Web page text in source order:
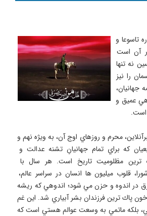
تاسوعا و
آن است
نه تنها
را نيز
جهانيان،
عميق و
محرم و روزهاي اوج آن، به ويژه نهم و
كه براي تمام جهانيانِ تشنه عدالت و
ترين مظلوميت تاريخ است. هر سال با
قلوب ميليون ها انسان در سراسر عالم،
غرق در اندوه و حزن مي شود؛ اندوهي كه ريشه
پاك ترين فرزندان بشر آبياري شد. اين غم
بلكه ماتمي به وسعت عوالم هستي است كه